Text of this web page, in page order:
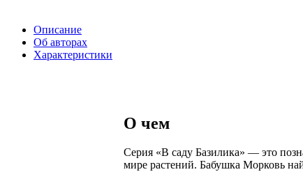
Описание
Об авторах
Характеристики
О чем
Серия «В саду Базилика» — это
мире растений. Бабушка Морковь